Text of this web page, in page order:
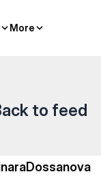
More
Moreв
to feed